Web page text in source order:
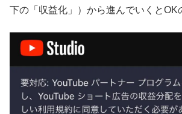
下の「収益化」）から進んでいくとOK